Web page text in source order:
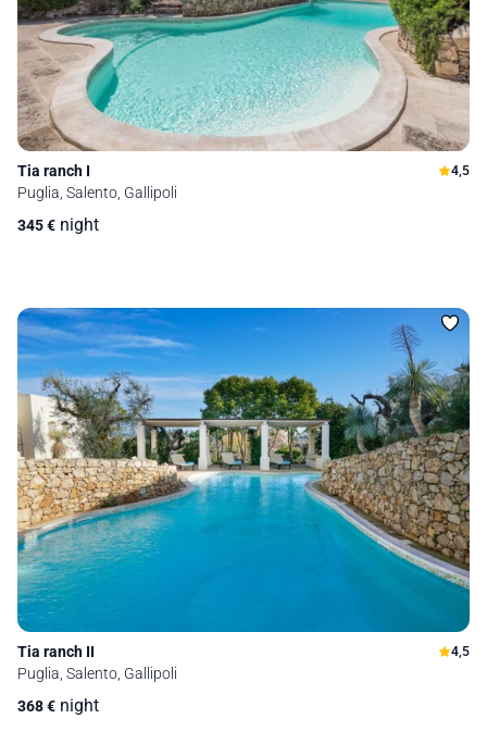
Tia ranch I 4,5
Puglia, Salento, Gallipoli
345€ night
Tia ranch II 4,5
Puglia, Salento, Gallipoli
368€ night